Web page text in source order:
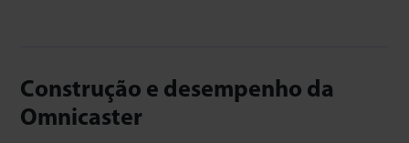
Construção e desempenho da
Omnicaster